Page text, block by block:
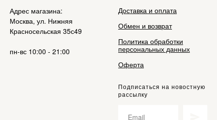
Адрес магазина:
Москва, ул. Нижняя
Красносельская 35с49
пн-вс 10:00 - 21:00
Доставка и оплата
Обмен и возврат
Политика обработки
персональных данных
Оферта
Подписаться на новостную
рассылку